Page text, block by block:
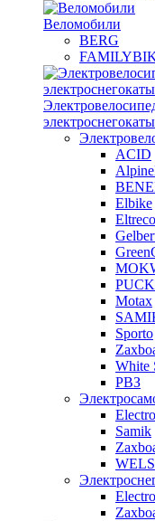
Веломобили
BERG
электроснегокаты
ACID
Elbike
Eltreco
Motax
Sporto
White
РВЗ
Samik
WELS